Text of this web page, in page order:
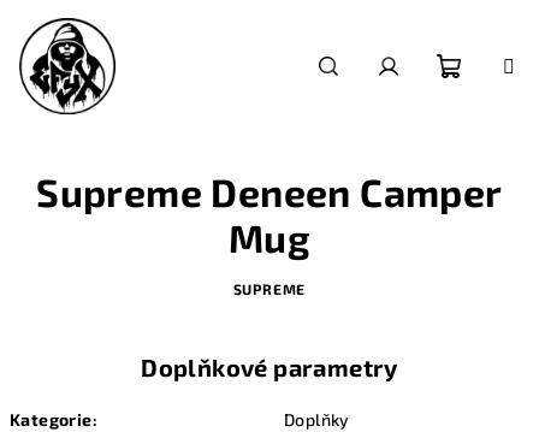
obsah
Supreme Deneen Camper
Mug
SUPREME
Doplňkové parametry
Kategorie:
Doplňky